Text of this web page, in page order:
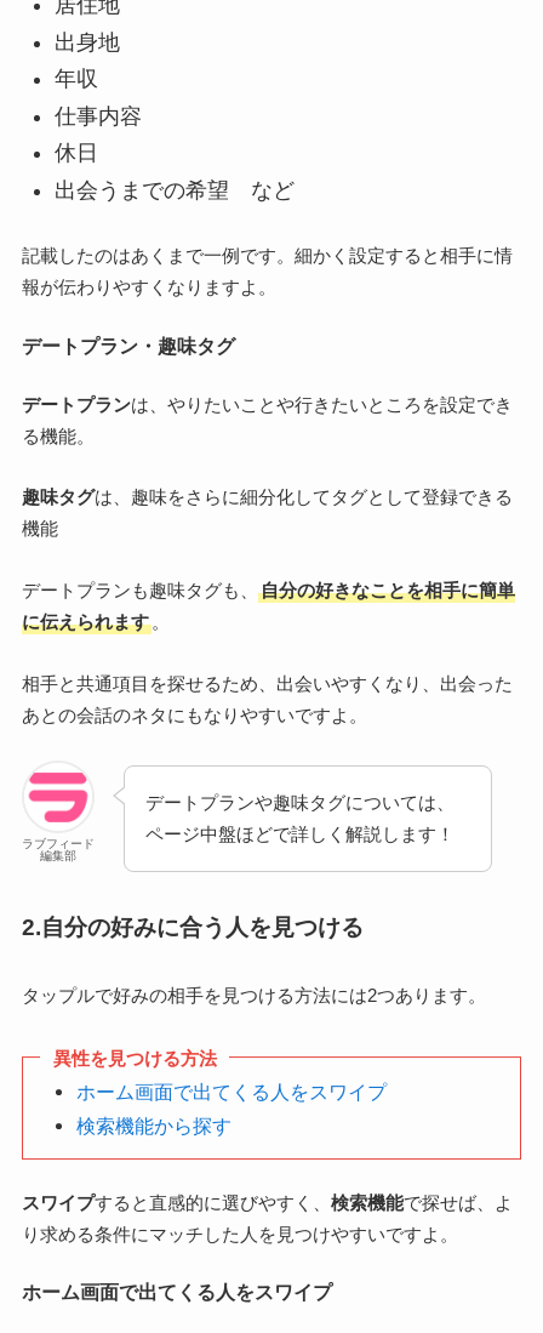
居住地
出身地
年収
仕事内容
休日
出会うまでの希望 など
記載したのはあくまで一例です。細かく設定すると相手に情
報が伝わりやすくなりますよ。
デートプラン・趣味タグ
デートプランは、やりたいことや行きたいところを設定でき
る機能。
趣味タグは、趣味をさらに細分化してタグとして登録できる
機能
デートプランも趣味タグも、
自分の好きなことを相手に簡単
に伝えられます。
相手と共通項目を探せるため、出会いやすくなり、出会った
あとの会話のネタにもなりやすいですよ。
ラブフィード
編集部
デートプランや趣味タグについては、
ページ中盤ほどで詳しく解説します！
2.自分の好みに合う人を見つける
タップルで好みの相手を見つける方法には2つあります。
異性を見つける方法
ホーム画面で出てくる人をスワイプ
検索機能から探す
スワイプすると直感的に選びやすく、 検索機能で探せば、よ
り求める条件にマッチした人を見つけやすいですよ。
ホーム画面で出てくる人をスワイプ